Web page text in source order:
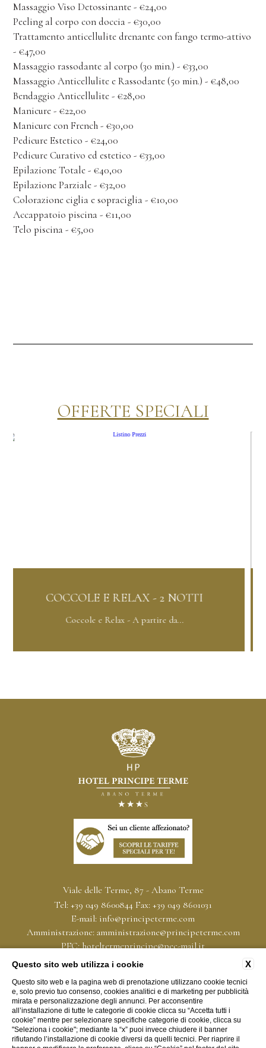
Massaggio Viso Detossinante - €24,00
Peeling al corpo con doccia - €30,00
Trattamento anticellulite drenante con fango termo-attivo
- €47,00
Massaggio rassodante al corpo (30 min.) - €33,00
Massaggio Anticellulite e Rassodante (50 min.) - €48,00
Bendaggio Anticellulite - €28,00
Manicure - €22,00
Manicure con French - €30,00
Pedicure Estetico - €24,00
Pedicure Curativo ed estetico - €33,00
Epilazione Totale - €40,00
Epilazione Parziale - €32,00
Colorazione ciglia e sopraciglia - €10,00
Accappatoio piscina - €11,00
Telo piscina - €5,00
OFFERTE SPECIALI
PACCHETTO ORCHIDEA - 3
Pacchetto Orchidea - A partire...
Viale delle Terme, 87 - Abano Terme
Tel: +39 049 8600844 Fax: +39 049 8601031
E-mail: info@principeterme.com
Amministrazione: amministrazione@principeterme.com
PEC:hoteltermeprincipe@pec-mail.it
P.Iva: 00339590283
CONTATTI PRIVACY DATI SOCIETARI CONVENZIONI
CARTA SERVIZI TRASPARENZA COOKIE POLICY
ACCESSIBILITÀ
X
Questo sito web utilizza i cookie
Questo sito web e la pagina web di prenotazione utilizzano cookie tecnici
e, solo previo tuo consenso, cookies analitici e di marketing per pubblicità
mirata e personalizzazione degli annunci. Per acconsentire
all’installazione di tutte le categorie di cookie clicca su “Accetta tutti i
cookie” mentre per selezionare specifiche categorie di cookie, clicca su
"Seleziona i cookie"; mediante la “x” puoi invece chiudere il banner
rifiutando l’installazione di cookie diversi da quelli tecnici. Per riaprire il